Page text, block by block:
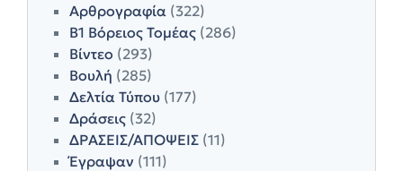
Αρθρογραφία (322)
Β1 Βόρειος Τομέας (286)
Βίντεο (293)
Βουλή (285)
Δελτία Τύπου (177)
Δράσεις (32)
ΔΡΑΣΕΙΣ/ΑΠΟΨΕΙΣ (11)
Έγραψαν (111)